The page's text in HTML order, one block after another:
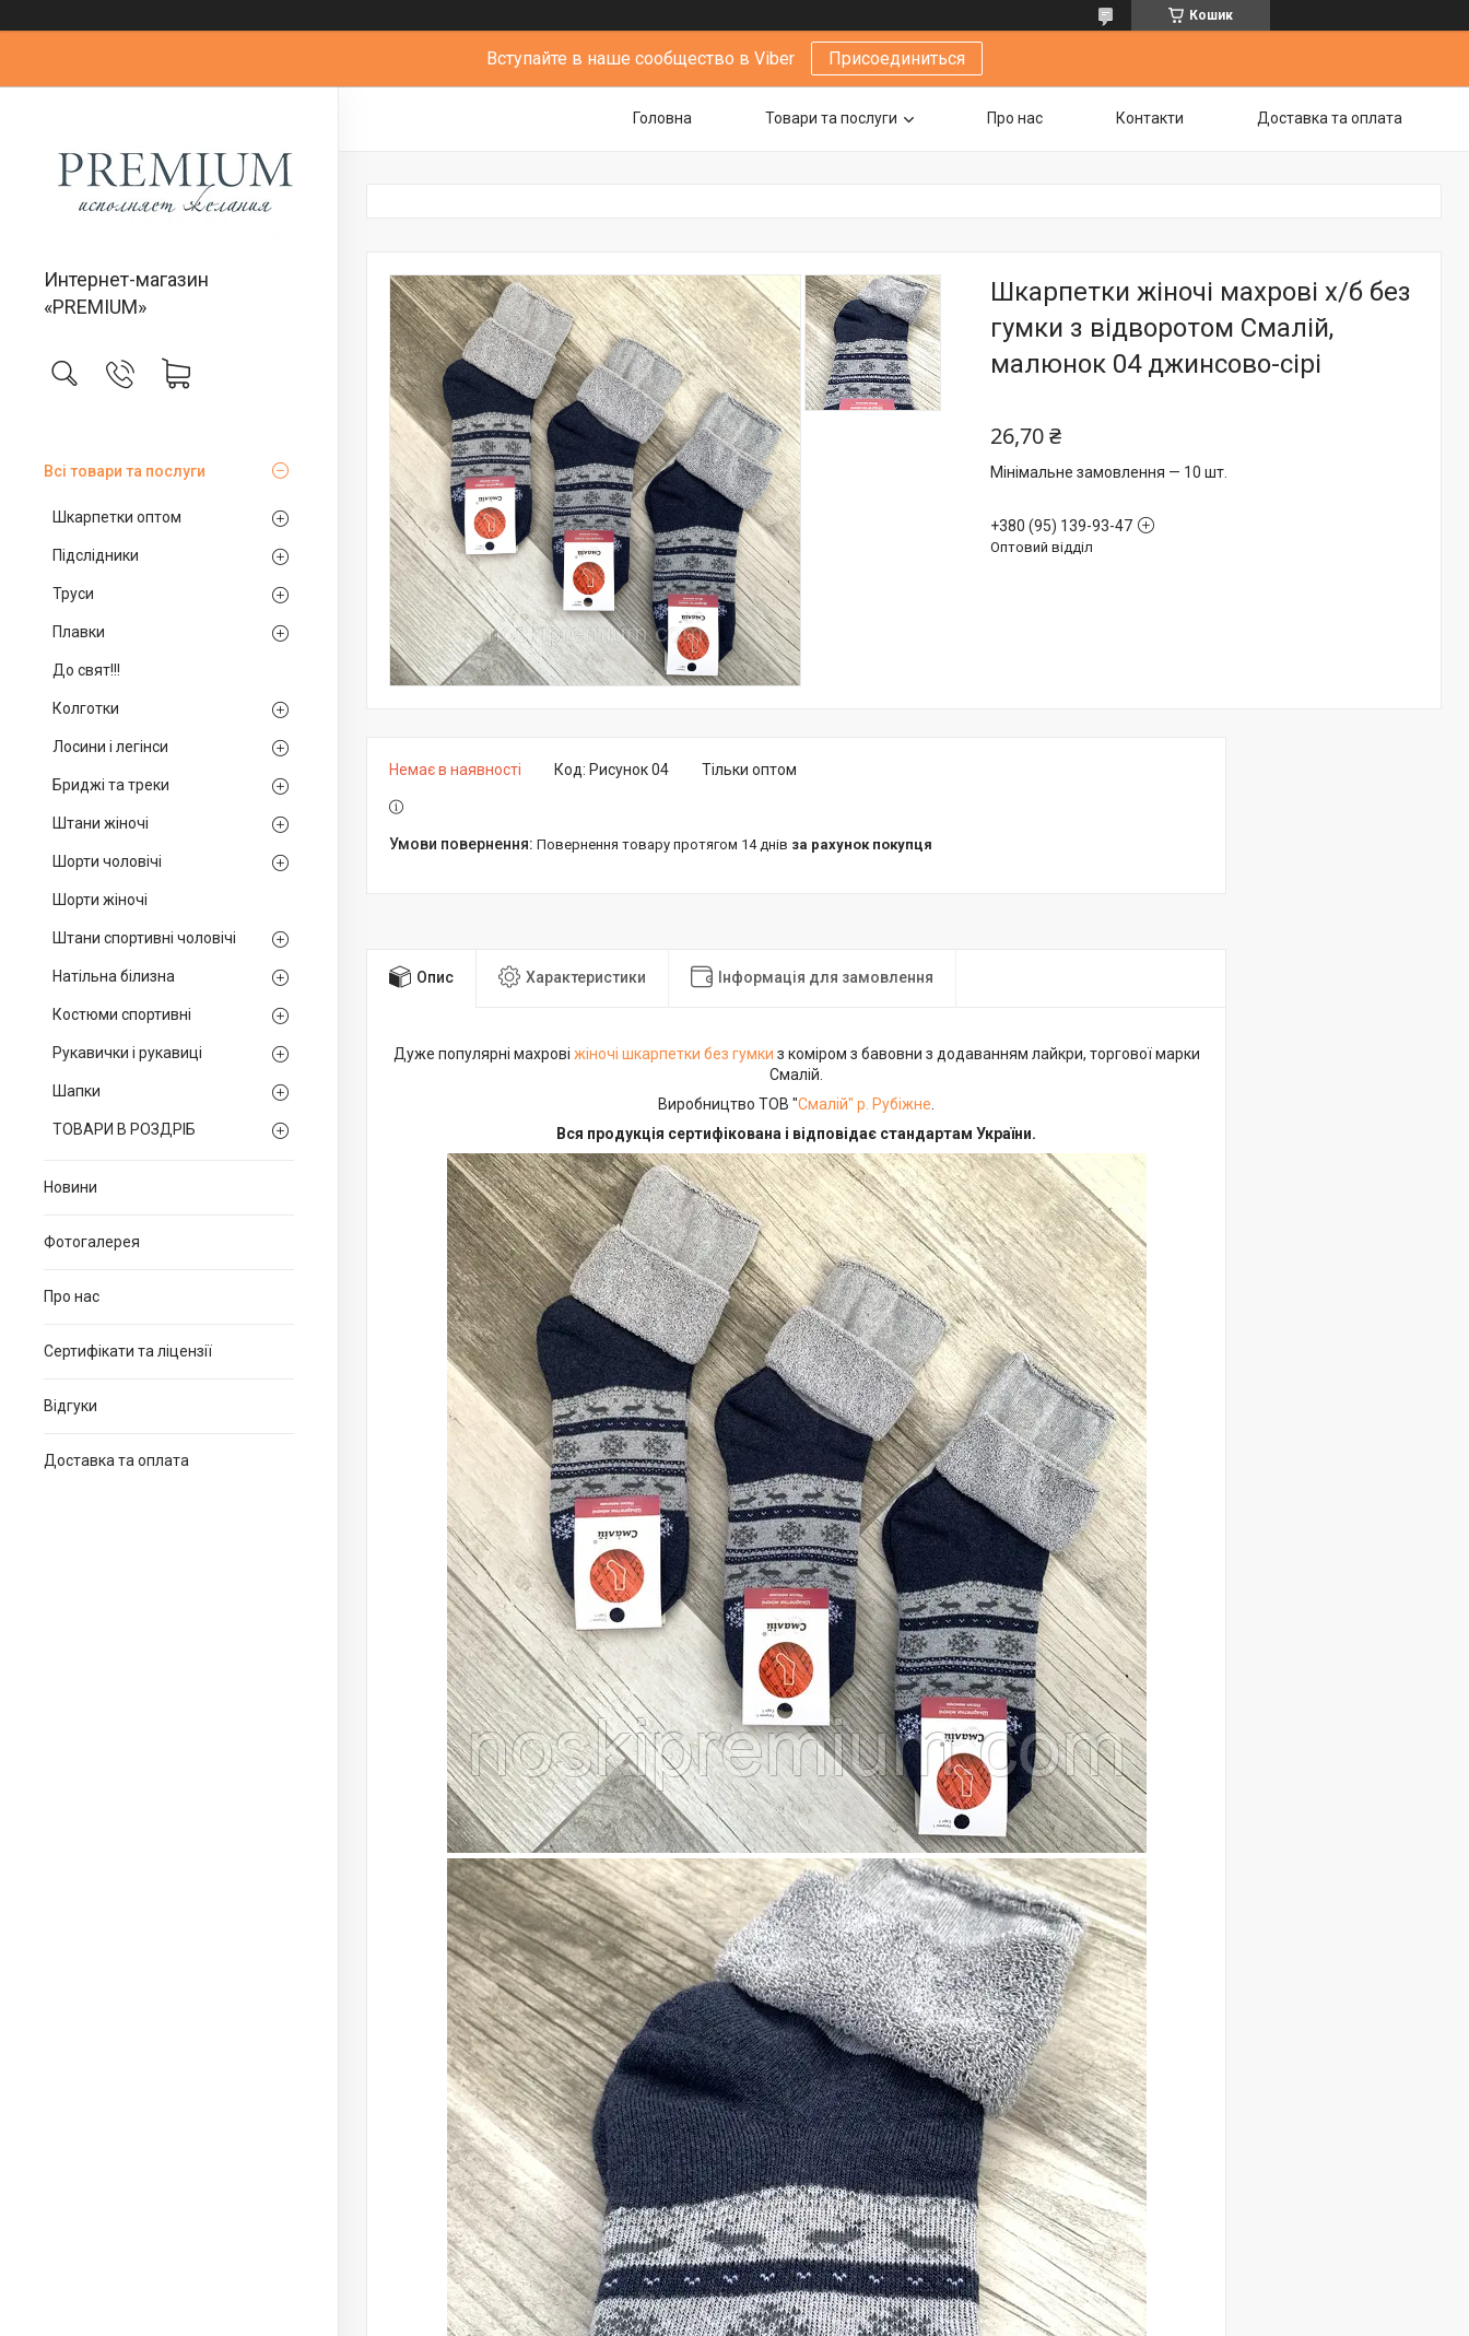
Кошик
Вступайте в наше сообщество в Viber Присоединиться
Интернет-магазин
«PREMIUM»
Всі товари та послуги
Шкарпетки оптом
Підслідники
Труси
Плавки
До свят!!!
Колготки
Лосини і легінси
Бриджі та треки
Штани жіночі
Шорти чоловічі
Шорти жіночі
Штани спортивні чоловічі
Натільна білизна
Костюми спортивні
Рукавички і рукавиці
Шапки
ТОВАРИ В РОЗДРІБ
Новини
Фотогалерея
Про нас
Сертифікати та ліцензії
Відгуки
Доставка та оплата
Головна Товари та послуги Про нас Контакти Доставка та оплата
Шкарпетки жіночі махрові х/б без
гумки з відворотом Смалій,
малюнок 04 джинсово-сірі
26,70 ₴
Мінімальне замовлення — 10 шт.
+380 (95) 139-93-47
Оптовий відділ
Немає в наявності Тільки оптом
Код: Рисунок 04
повернення товару протягом 14 днів за рахунок покупця
Опис Характеристики Інформація для замовлення
Дуже популярні махрові жіночі шкарпетки без гумки з коміром з бавовни з додаванням лайкри, торгової марки
Смалій.
Виробництво ТОВ "Смалій" р. Рубіжне
Вся продукція сертифікована і відповідає стандартам України.